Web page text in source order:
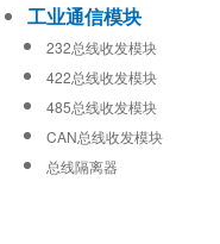
工业通信模块
232总线收发模块
422总线收发模块
485总线收发模块
CAN总线收发模块
总线隔离器